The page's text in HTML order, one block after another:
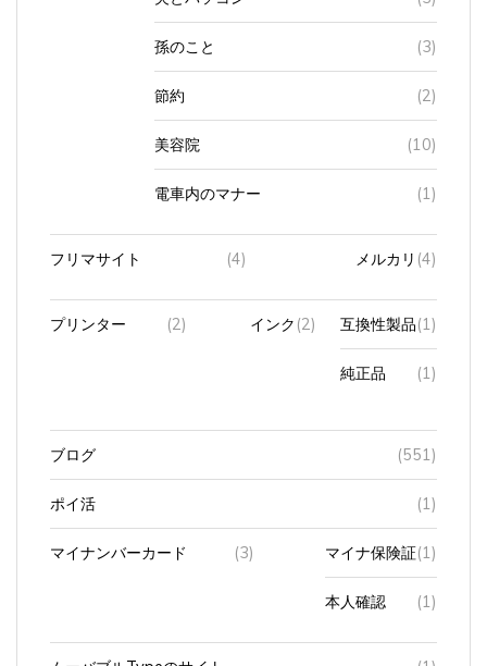
孫のこと (3)
節約 (2)
美容院 (10)
電車内のマナー (1)
フリマサイト (4) メルカリ (4)
プリンター (2) インク (2) 互換性製品 (1)
純正品 (1)
ブログ (551)
ポイ活 (1)
マイナンバーカード (3) マイナ保険証(1)
本人確認 (1)
ムーバブルTypeのサイト (1)